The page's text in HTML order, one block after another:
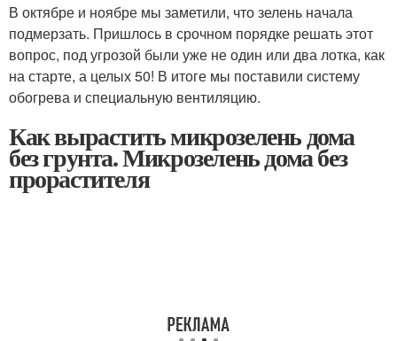
В октябре и ноябре мы заметили, что зелень начала
подмерзать. Пришлось в срочном порядке решать этот
вопрос, под угрозой были уже не один или два лотка, как
на старте, а целых 50! В итоге мы поставили систему
обогрева и специальную вентиляцию.
Как вырастить микрозелень дома
без грунта. Микрозелень дома без
прорастителя